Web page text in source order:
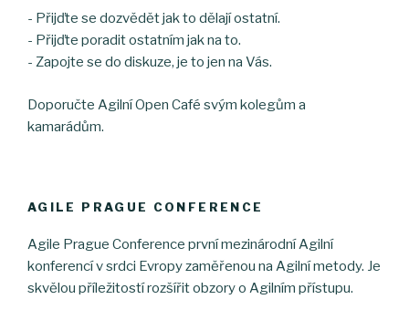
- Přijďte se dozvědět jak to dělají ostatní.
- Přijďte poradit ostatním jak na to.
- Zapojte se do diskuze, je to jen na Vás.
Doporučte Agilní Open Café svým kolegům a
kamarádům.
AGILE PRAGUE CONFERENCE
Agile Prague Conference první mezinárodní Agilní
konferencí v srdci Evropy zaměřenou na Agilní metody. Je
skvělou příležitostí rozšířit obzory o Agilním přístupu.